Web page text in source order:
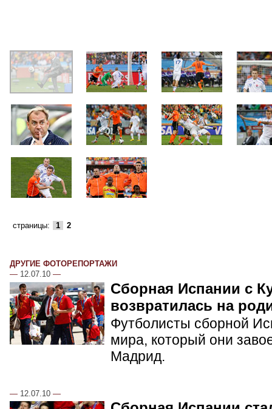
страницы: 1 2
ДРУГИЕ ФОТОРЕПОРТАЖИ
— 12.07.10 —
Сборная Испании с
возвратилась на
Футболисты сборной
мира, который они
Мадрид.
— 12.07.10 —